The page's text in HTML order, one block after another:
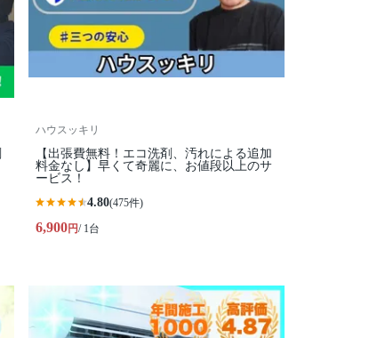
ハウスッキリ
【出張費無料！エコ洗剤、汚れによる追加
料金なし】早くて奇麗に、お値段以上のサ
ービス！
4.80(475件)
6,900円/ 1台